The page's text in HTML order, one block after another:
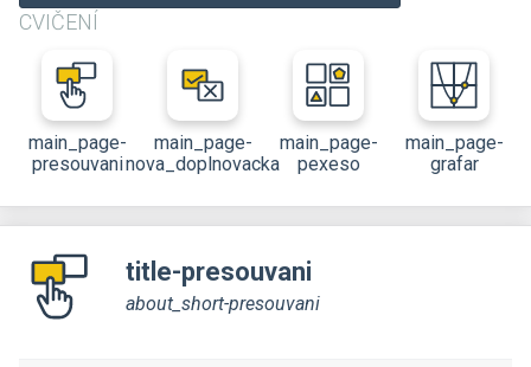
CVIČENÍ
main_page-
presouvani
main_page-
nova_doplnovacka
main_page-
pexeso
main_page-
grafar
title-presouvani
about_short-presouvani